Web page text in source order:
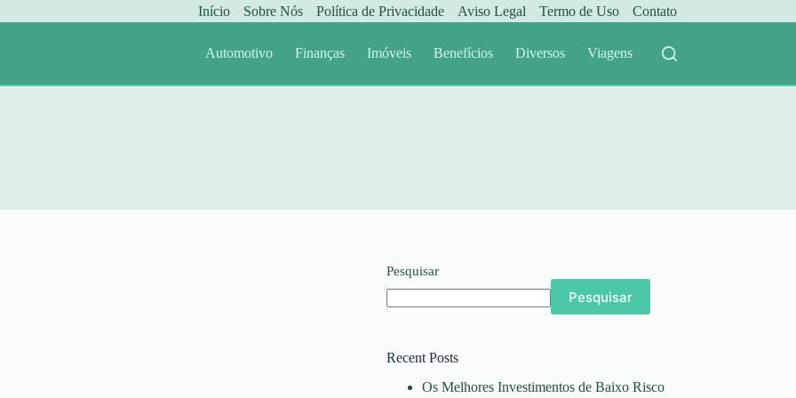
Início Sobre Nós Política de Privacidade Aviso Legal Termo de Uso Contato
Automotivo Finanças Imóveis Benefícios Diversos Viagens
Pesquisar
Pesquisar
Recent Posts
Os Melhores Investimentos de Baixo Risco